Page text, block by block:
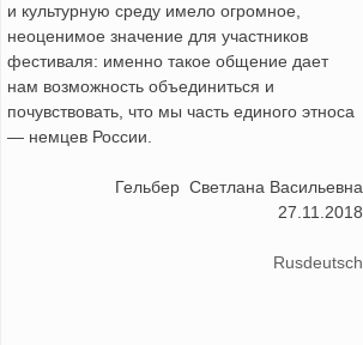
и культурную среду имело огромное,
неоценимое значение для участников
фестиваля: именно такое общение дает
нам возможность объединиться и
почувствовать, что мы часть единого этноса
— немцев России.
Гельбер Светлана Васильевна
27.11.2018
Rusdeutsch